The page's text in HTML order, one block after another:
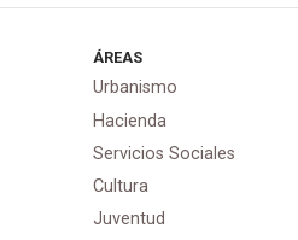
ÁREAS
Urbanismo
Hacienda
Servicios Sociales
Cultura
Juventud